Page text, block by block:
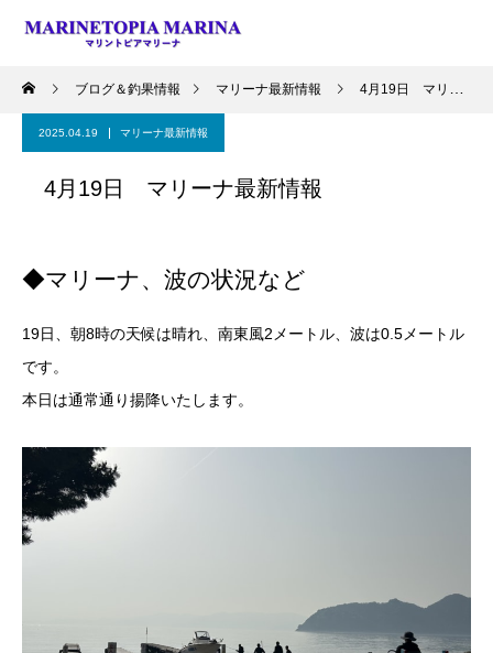
ブログ＆釣果情報 マリーナ最新情報 4月19日 マリーナ最新情報
2025.04.19 マリーナ最新情報
4月19日 マリーナ最新情報
◆マリーナ、波の状況など
19日、朝8時の天候は晴れ、南東風2メートル、波は0.5メートル
です。
本日は通常通り揚降いたします。